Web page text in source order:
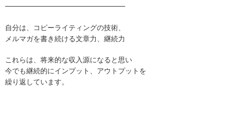
━━━━━━━━━━━━━━━━━
自分は、コピーライティングの技術、
メルマガを書き続ける文章力、継続力
これらは、将来的な収入源になると思い
今でも継続的にインプット、アウトプットを
繰り返しています。